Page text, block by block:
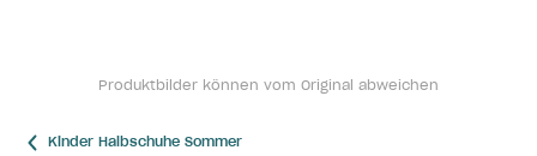
Produktbilder können vom Original abweichen
Kinder Halbschuhe Sommer